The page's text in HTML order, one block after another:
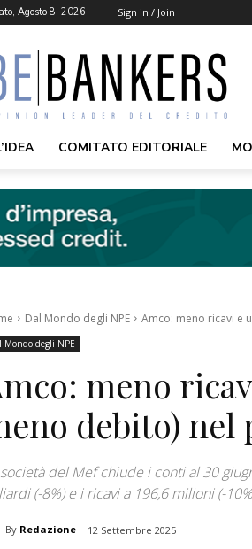
Agosto 8, 2026 Sign in / Join
COMITATO EDITORIALE
Dal Mondo degli NPE Amco: meno ricavi e
Mondo degli NPE
meno
debito) nel
del Mef chiude i conti al 30
(-8%) e i ricavi a 196,6 milioni (-
By Redazione 12 Settembre 2025